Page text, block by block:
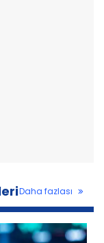
Daha fazlası